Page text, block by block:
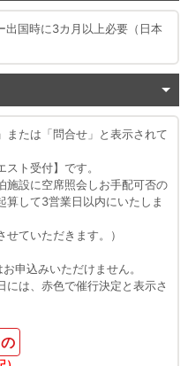
国時に3カ月以上必要（日本
または「問合せ」と表示されて
スト受付】です。
施設に空席照会しお手配可否の
算して3営業日以内にいたしま
せていただきます。）
申込みいただけません。
には、赤色で催行決定と表示さ